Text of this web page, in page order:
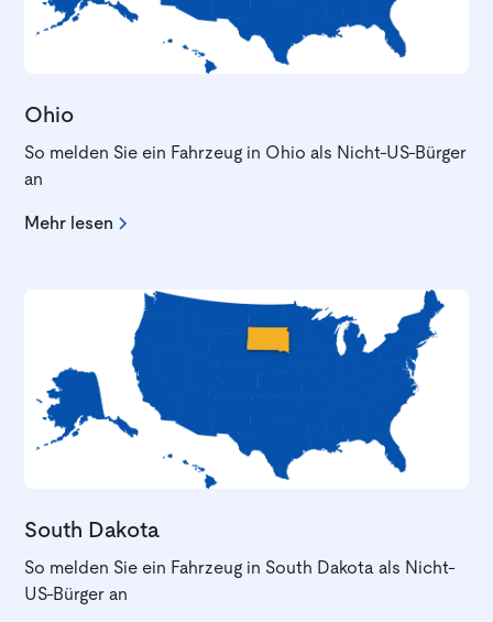
Ohio
So melden Sie ein Fahrzeug in Ohio als Nicht-US-Bürger
an
Mehr lesen
South Dakota
So melden Sie ein Fahrzeug in South Dakota als Nicht-
US-Bürger an